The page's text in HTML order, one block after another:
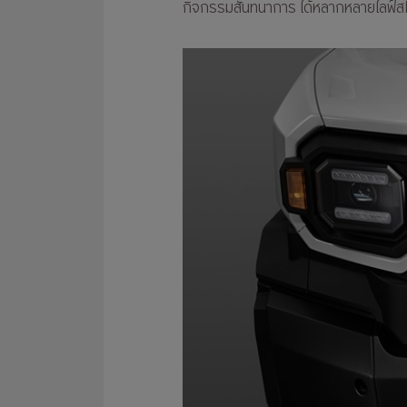
กิจกรรมสันทนาการ ได้หลากหลายไลฟ์ส